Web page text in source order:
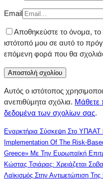
Email
Αποθηκεύστε το όνομα, το
ιστότοπό μου σε αυτό το
επόμενη φορά που θα
Αυτός ο ιστότοπος
ανεπιθύμητα σχόλια. Μάθετε
δεδομένα των σχολίων σας.
Εναρκτήρια Σύσκεψη Στο
Implementation Of The Risk-
Greece» Με Την Ευρωπαϊκή
Κώστας Τσιάρας: Χρειάζεται
Λαϊκισμός Στην Αντιμετώπιση